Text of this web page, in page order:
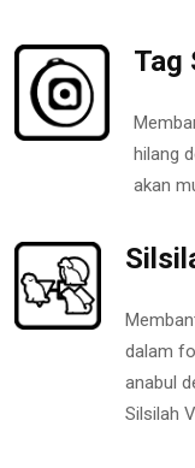
Tag
hilang
akan
dalam
anabul
Silsilah